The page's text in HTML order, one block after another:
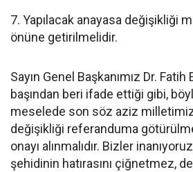
7. Yapılacak anayasa değişikliği
önüne getirilmelidir.
Sayın Genel Başkanımız Dr. Fatih
başından beri ifade ettiği gibi,
meselede son söz aziz
değişikliği referanduma
onayı alınmalıdır. Bizler
şehidinin hatırasını çiğnetmez,